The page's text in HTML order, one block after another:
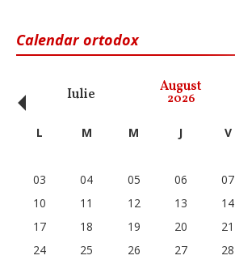
Calendar ortodox
Iulie August
2026
‹ L M M J V
03
04 05 06 07
10
11 12 13 14
17
18 19 20 21
24
25 26 27 28